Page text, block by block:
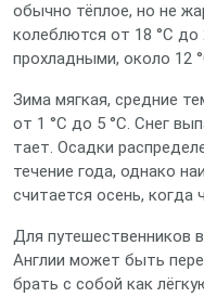
обычно тёплое, но не
колеблются от 18 °C до
прохладными, около 12
Зима мягкая, средние
от 1 °C до 5 °C. Снег
тает. Осадки
течение года, однако
считается осень,
Для путешественников
Англии может быть
брать с собой как